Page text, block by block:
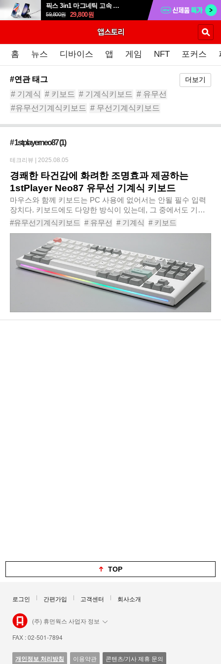
픽스 3in1 마그네틱 고속 무선 충전 거치대 XWC-502
59,800원 29,800원
홈 뉴스 디바이스 앱 게임 NFT 포커스
#연관 태그 더보기
# 기계식 # 키보드 # 기계식키보드 # 유무선
#유무선기계식키보드 # 무선기계식키보드
# 1stplayerneo87(1)
경쾌한 타건감에 화려한 조명효과 제공하는
1stPlayer Neo87 유무선 기계식 키보드
마우스와 함께 키보드는 PC 사용에 없어서는 안될 필수 입력
장치다. 키보드에도 다양한 방식이 있는데, 그 중에서도 기계
식 키보드는 오래 전부터 마니아들 사이에서 인기를 끌어왔다.
다만 일반 멤브레인 방식에 비해 상대적으..
#유무선기계식키보드 # 유무선 # 기계식 # 키보드
# 기계식키보드 # 기계식키보드추천 # 무선기계식키보드
# 블루투스기계식키보드 # 퍼스트플레이어네오87
# 1stplayerneo87
테크리뷰 | 2025.08.05
TOP
로그인 간편가입 고객센터 회사소개
(주) 휴먼웍스 사업자 정보
FAX : 02-501-7894
개인정보 처리방침 이용약관 콘텐츠/기사 제휴 문의